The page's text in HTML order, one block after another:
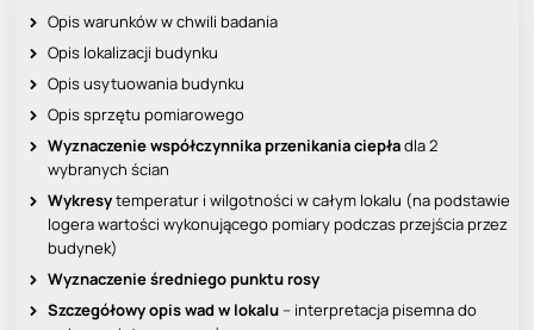
Opis warunków w chwili badania
Opis lokalizacji budynku
Opis usytuowania budynku
Opis sprzętu pomiarowego
Wyznaczenie współczynnika przenikania ciepładla 2
wybranych ścian
Wykresytemperatur i wilgotności w całym lokalu (na podstawie
logera wartości wykonującego pomiary podczas przejścia przez
budynek)
Wyznaczenie średniego punktu rosy
Szczegółowy opis wad w lokalu– interpretacja pisemna do